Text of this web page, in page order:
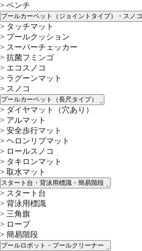
> ベンチ
プールカーペット（ジョイントタイプ）・スノコ
> タッチマット
> プールクッション
> スーパーチェッカー
> 抗菌フミンゴ
> エコスノコ
> ラグーンマット
> スノコ
プールカーペット（長尺タイプ）
> ダイヤマット（穴あり）
> アルマット
> 安全歩行マット
> ヘロンリブマット
> ロールスノコ
> タキロンマット
> 取水マット
スタート台・背泳用標識・簡易階段
> スタート台
> 背泳用標識
> 三角旗
> ロープ
> 簡易階段
プールロボット・プールクリーナー